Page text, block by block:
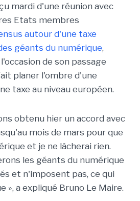
mardi d'une réunion avec
Etats membres
autour d'une taxe
géants du numérique,
de son passage
planer l'ombre d'une
taxe au niveau européen.
obtenu hier un accord avec
mois de mars pour que
et je ne lâcherai rien.
les géants du numérique
et n'imposent pas, ce qui
a expliqué Bruno Le Maire.